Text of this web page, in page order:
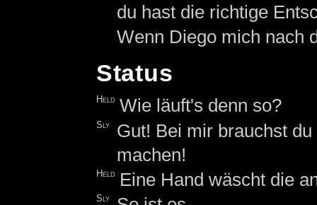
du hast die richtige
Wenn Diego mich nach
Status
Held Wie läuft's denn so?
Sly
Gut! Bei mir brauchst
machen!
Held Eine Hand wäscht die
Sly